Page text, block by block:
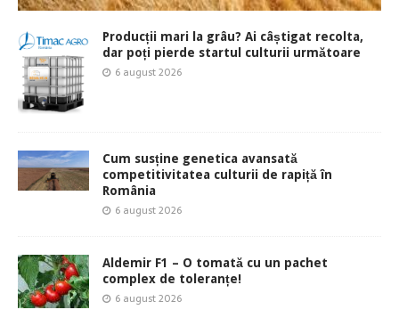
Producții mari la grâu? Ai câștigat recolta,
dar poți pierde startul culturii următoare
6 august 2026
Cum susține genetica avansată
competitivitatea culturii de rapiță în
România
6 august 2026
Aldemir F1 – O tomată cu un pachet
complex de toleranțe!
6 august 2026